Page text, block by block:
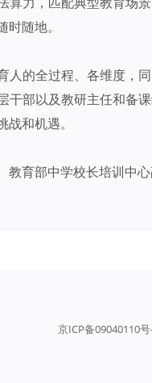
随地。
人的全过程、各维度，
干部以及教研主任和备
和机遇。
教育部中学校长培训中
京ICP备09040110